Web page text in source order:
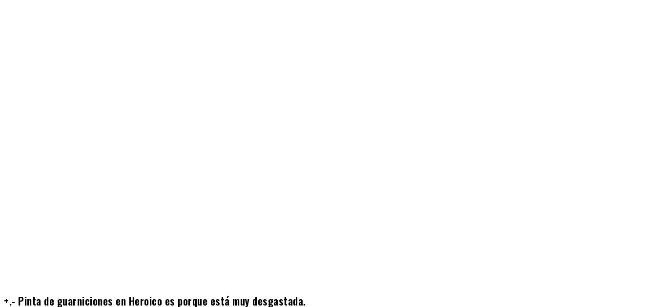
+.- Pinta de guarniciones en Heroico es porque está muy desgastada.